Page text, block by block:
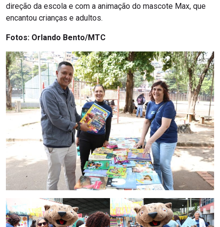
direção da escola e com a animação do mascote Max, que
encantou crianças e adultos.
Fotos: Orlando Bento/MTC